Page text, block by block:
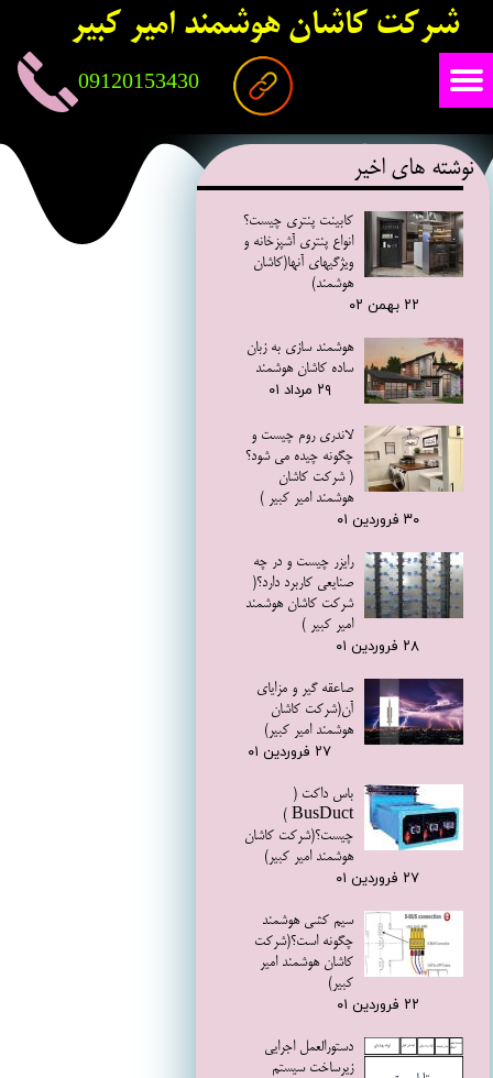
شرکت کاشان هوشمند امیر کبیر
09120153430
نوشته های اخیر
کابینت پنتری چیست؟
انواع پنتری آشپزخانه و
ویژگیهای آنها(کاشان
هوشمند)
۲۲ بهمن ۰۲
هوشمند سازی به زبان
ساده کاشان هوشمند
۲۹ مرداد ۰۱
لاندری روم چیست و
چگونه چیده می شود؟
( شرکت کاشان
هوشمند امیر کبیر )
۳۰ فروردین ۰۱
رایزر چیست و در چه
صنایعی کاربرد دارد؟(
شرکت کاشان هوشمند
امیر کبیر )
۲۸ فروردین ۰۱
صاعقه گیر و مزایای
آن(شرکت کاشان
هوشمند امیر کبیر)
۲۷ فروردین ۰۱
باس داکت (
BusDuct )
چیست؟(شرکت کاشان
هوشمند امیر کبیر)
۲۷ فروردین ۰۱
سیم کشی هوشمند
چگونه است؟(شرکت
کاشان هوشمند امیر
کبیر)
۲۲ فروردین ۰۱
دستورالعمل اجرايي
زيرساخت سيستم